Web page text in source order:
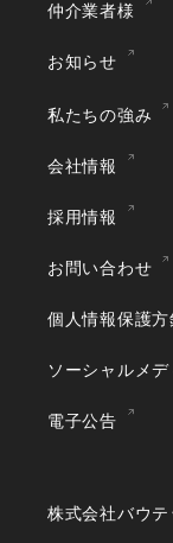
仲介業者様
お知らせ
私たちの強み
会社情報
採用情報
お問い合わせ
個人情報保護方
ソーシャルメ
電子公告
株式会社バウ